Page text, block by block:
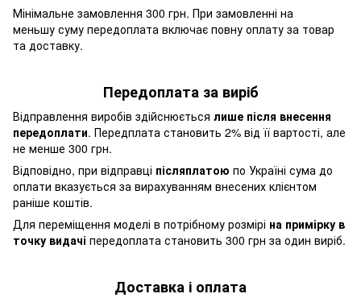
Мінімальне замовлення 300 грн. При замовленні на
меньшу суму передоплата включає повну оплату за товар
та доставку.
Передоплата за виріб
Відправлення виробів здійснюється лише після внесення
передоплати. Передплата становить 2% від її вартості, але
не менше 300 грн.
Відповідно, при відправці післяплатою по Україні сума до
оплати вказується за вирахуванням внесених клієнтом
раніше коштів.
Для переміщення моделі в потрібному розмірі на примірку в
точку видачі передоплата становить 300 грн за один виріб.
Доставка і оплата